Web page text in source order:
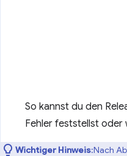
So kannst du den
Fehler feststellst oder
Wichtiger Hinweis:Nach